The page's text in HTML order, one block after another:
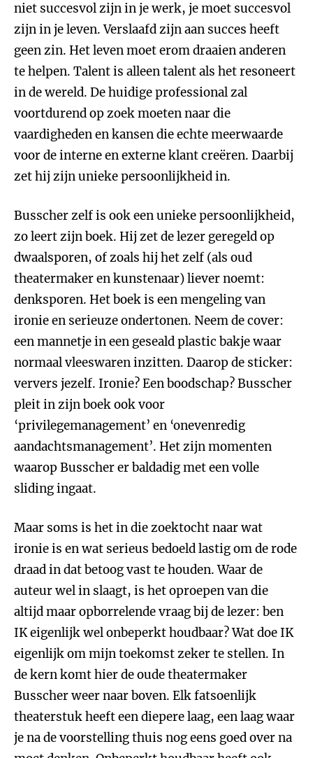
niet succesvol zijn in je werk, je moet succesvol
zijn in je leven. Verslaafd zijn aan succes heeft
geen zin. Het leven moet erom draaien anderen
te helpen. Talent is alleen talent als het resoneert
in de wereld. De huidige professional zal
voortdurend op zoek moeten naar die
vaardigheden en kansen die echte meerwaarde
voor de interne en externe klant creëren. Daarbij
zet hij zijn unieke persoonlijkheid in.
Busscher zelf is ook een unieke persoonlijkheid,
zo leert zijn boek. Hij zet de lezer geregeld op
dwaalsporen, of zoals hij het zelf (als oud
theatermaker en kunstenaar) liever noemt:
denksporen. Het boek is een mengeling van
ironie en serieuze ondertonen. Neem de cover:
een mannetje in een geseald plastic bakje waar
normaal vleeswaren inzitten. Daarop de sticker:
ververs jezelf. Ironie? Een boodschap? Busscher
pleit in zijn boek ook voor
‘privilegemanagement’ en ‘onevenredig
aandachtsmanagement’. Het zijn momenten
waarop Busscher er baldadig met een volle
sliding ingaat.
Maar soms is het in die zoektocht naar wat
ironie is en wat serieus bedoeld lastig om de rode
draad in dat betoog vast te houden. Waar de
auteur wel in slaagt, is het oproepen van die
altijd maar opborrelende vraag bij de lezer: ben
IK eigenlijk wel onbeperkt houdbaar? Wat doe IK
eigenlijk om mijn toekomst zeker te stellen. In
de kern komt hier de oude theatermaker
Busscher weer naar boven. Elk fatsoenlijk
theaterstuk heeft een diepere laag, een laag waar
je na de voorstelling thuis nog eens goed over na